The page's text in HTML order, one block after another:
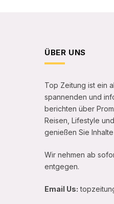
ÜBER UNS
Top Zeitung ist ein
spannenden und
berichten über
Reisen, Lifestyle
genießen Sie
Wir nehmen ab
entgegen.
Email Us: